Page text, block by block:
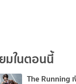
มในตอนนี้
The Running